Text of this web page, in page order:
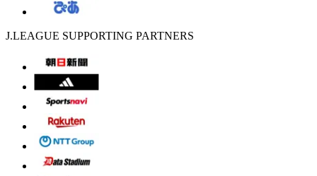
J.LEAGUE SUPPORTING PARTNERS